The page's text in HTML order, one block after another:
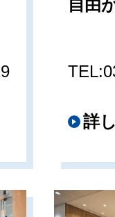
自由
詳